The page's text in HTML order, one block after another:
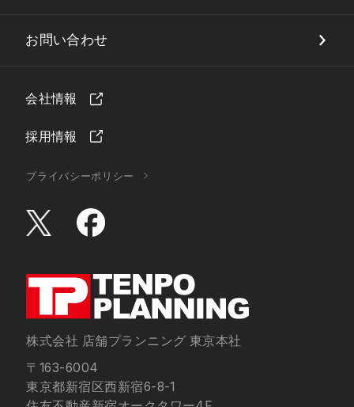
株式会社 店舗プランニング 東京本社
〒163-6004
東京都新宿区西新宿6-8-1
プライバシーポリシー
お問い合わせ
会社情報
採用情報